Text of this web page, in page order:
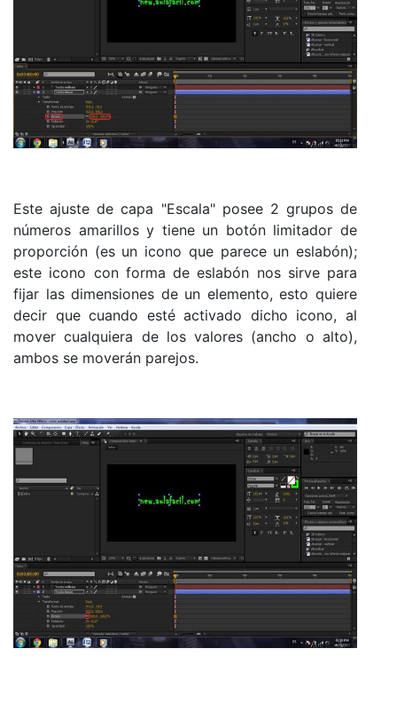
Este ajuste de capa "Escala" posee 2 grupos de
números amarillos y tiene un botón limitador de
proporción (es un icono que parece un eslabón);
este icono con forma de eslabón nos sirve para
fijar las dimensiones de un elemento, esto quiere
decir que cuando esté activado dicho icono, al
mover cualquiera de los valores (ancho o alto),
ambos se moverán parejos.